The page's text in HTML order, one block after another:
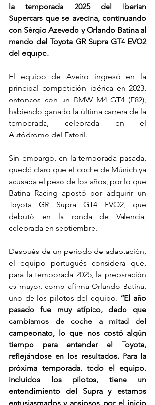
la temporada 2025 del Iberian
Supercars que se avecina, continuando
con Sérgio Azevedo y Orlando Batina al
mando del Toyota GR Supra GT4 EVO2
del equipo.
El equipo de Aveiro ingresó en la
principal competición ibérica en 2023,
entonces con un BMW M4 GT4 (F82),
habiendo ganado la última carrera de la
temporada, celebrada en el
Autódromo del Estoril.
Sin embargo, en la temporada pasada,
quedó claro que el coche de Múnich ya
acusaba el peso de los años, por lo que
Batina Racing apostó por adquirir un
Toyota GR Supra GT4 EVO2, que
debutó en la ronda de Valencia,
celebrada en septiembre.
Después de un período de adaptación,
el equipo portugués considera que,
para la temporada 2025, la preparación
es mayor, como afirma Orlando Batina,
uno de los pilotos del equipo. “El año
pasado fue muy atípico, dado que
cambiamos de coche a mitad del
campeonato, lo que nos costó algún
tiempo para entender el Toyota,
reflejándose en los resultados. Para la
próxima temporada, todo el equipo,
incluidos los pilotos, tiene un
entendimiento del Supra y estamos
entusiasmados y ansiosos por el inicio